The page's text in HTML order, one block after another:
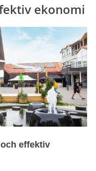
ekonomi
effektiv